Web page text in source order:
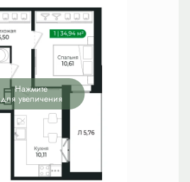
Нажмите
для увеличения